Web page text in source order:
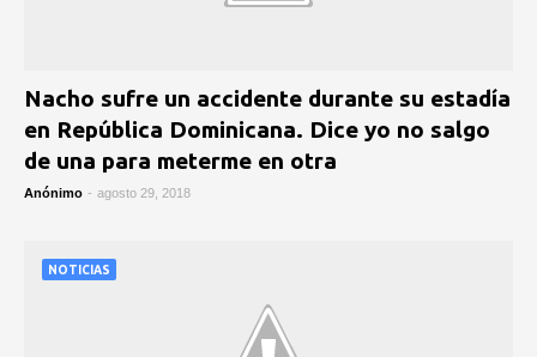
Nacho sufre un accidente durante su estadía
en República Dominicana. Dice yo no salgo
de una para meterme en otra
Anónimo - agosto 29, 2018
NOTICIAS